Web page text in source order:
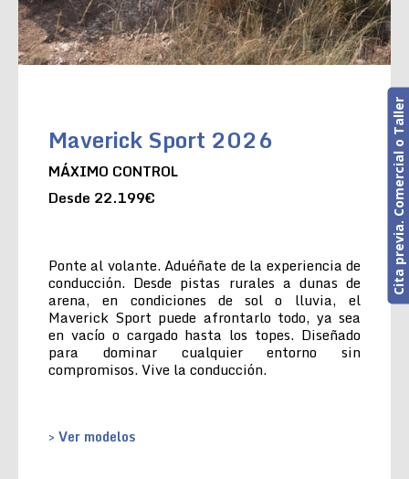
Maverick Sport 2026
MÁXIMO CONTROL
Desde 22.199€
Ponte al volante. Aduéñate de la experiencia de
conducción. Desde pistas rurales a dunas de
arena, en condiciones de sol o lluvia, el
Maverick Sport puede afrontarlo todo, ya sea
en vacío o cargado hasta los topes. Diseñado
para dominar cualquier entorno sin
compromisos. Vive la conducción.
> Ver modelos
Cita previa. Comercial o Taller